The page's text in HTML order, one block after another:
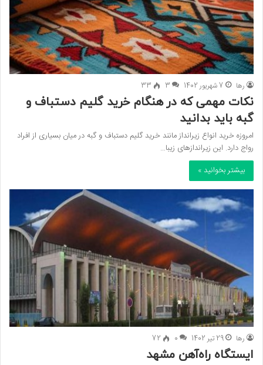
رها 7 شهریور 1402 3
33
نکات مهمی که در هنگام خرید گلیم دستباف و
گبه باید بدانید
امروزه خرید انواع زیرانداز مانند خرید گلیم دستباف و گبه در میان بسیاری از افراد
رواج دارد. این زیراندازهای زیبا…
بیشتر بخوانید »
رها 29 تیر 1402 0
72
ایستگاه راه‌آهن مشهد